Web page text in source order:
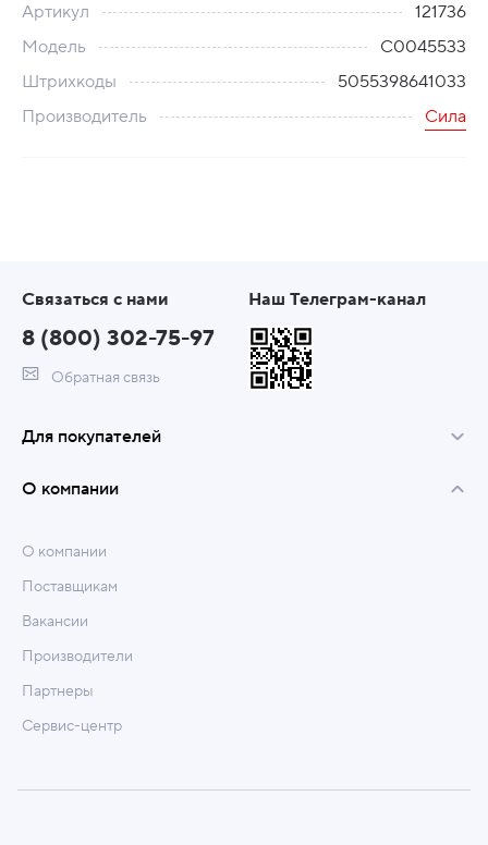
Артикул
121736
Модель
C0045533
Штрихкоды
5055398641033
Производитель
Сила
Связаться с нами
8 (800) 302-75-97
Обратная связь
Наш Телеграм-канал
Для покупателей
О компании
О компании
Поставщикам
Вакансии
Производители
Партнеры
Сервис-центр